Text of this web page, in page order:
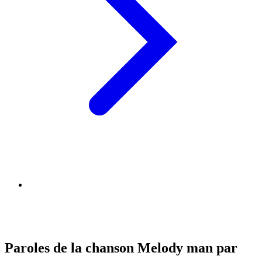
Paroles de la chanson Melody man par